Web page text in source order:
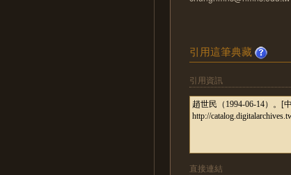
引用這筆典藏
引用資訊
直接連結